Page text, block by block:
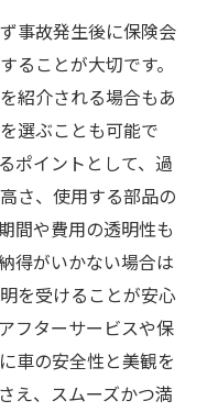
事故発生後に保険会
ることが大切です。
紹介される場合もあ
選ぶことも可能で
ポイントとして、過
さ、使用する部品の
間や費用の透明性も
得がいかない場合は
を受けることが安心
フターサービスや保
車の安全性と美観を
え、スムーズかつ満